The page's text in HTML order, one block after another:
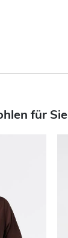
für Sie